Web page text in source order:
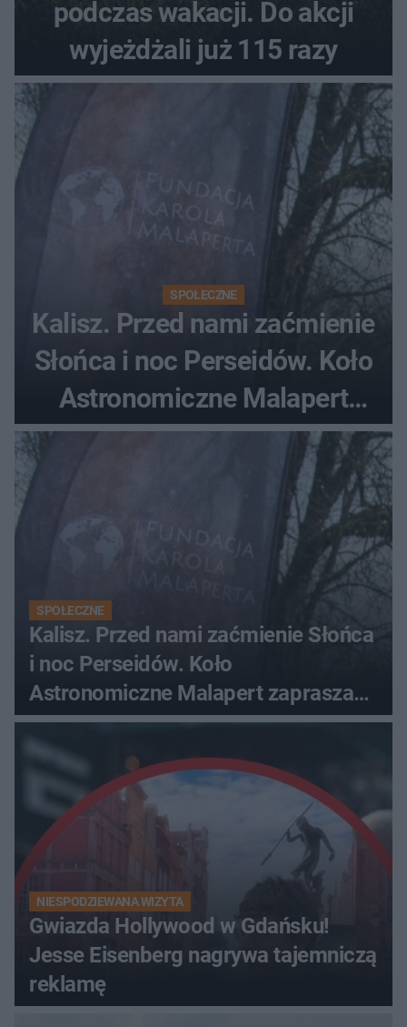
podczas wakacji. Do akcji
wyjeżdżali już 115 razy
SPOŁECZNE
Kalisz. Przed nami zaćmienie
Słońca i noc Perseidów. Koło
Astronomiczne Malapert
zaprasza na wspólne
SPOŁECZNE
Kalisz. Przed nami zaćmienie Słońca
i noc Perseidów. Koło
Astronomiczne Malapert zaprasza
na wspólne obserwacje
NIESPODZIEWANA WIZYTA
Gwiazda Hollywood w Gdańsku!
Jesse Eisenberg nagrywa tajemniczą
reklamę